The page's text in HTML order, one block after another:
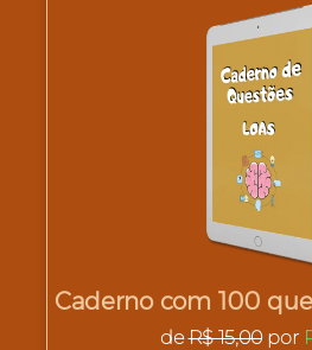
Caderno com 100
deR$ 15,00por